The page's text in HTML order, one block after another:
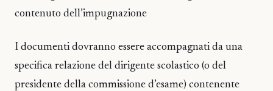
contenuto dell’impugnazione
I documenti dovranno essere accompagnati da una
specifica relazione del dirigente scolastico (o del
presidente della commissione d’esame) contenente